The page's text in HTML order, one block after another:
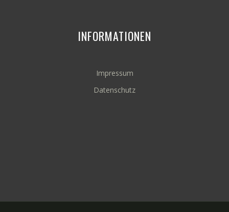
INFORMATIONEN
Impressum
Datenschutz